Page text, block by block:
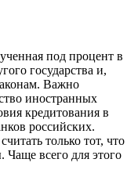
под процент в
государства и,
Важно
иностранных
кредитования в
российских.
только тот, что
Чаще всего для этого